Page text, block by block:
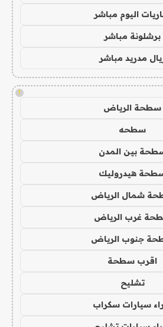
اليوم مباشر
برشلونة مباشر
مدريد مباشر
!
سطحة الرياض
سطحه
بين المدن
هيدروليك
شمال الرياض
غرب الرياض
جنوب الرياض
اقرب سطحة
تشليح
سيارات سكراب